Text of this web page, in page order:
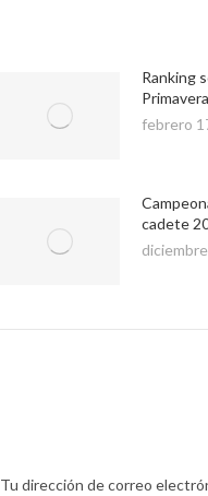
Ranking
febrero
cadete
Tu dirección de correo